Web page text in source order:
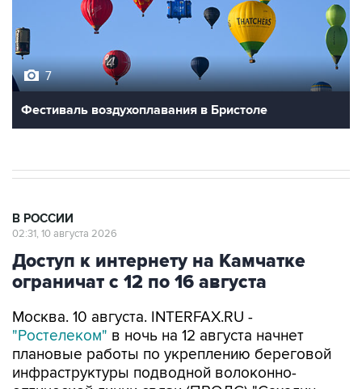
7
Фестиваль воздухоплавания в Бристоле
В РОССИИ
02:31, 10 августа 2026
Доступ к интернету на Камчатке
ограничат с 12 по 16 августа
Москва. 10 августа. INTERFAX.RU -
"Ростелеком" в ночь на 12 августа начнет
плановые работы по укреплению береговой
инфраструктуры подводной волоконно-